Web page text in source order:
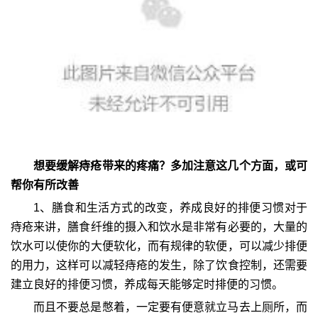
想要缓解痔疮带来的疼痛？多加注意这几个方面，或可
帮你有所改善
1、膳食和生活方式的改变，养成良好的排便习惯对于
痔疮来讲，膳食纤维的摄入和饮水是非常有必要的，大量的
饮水可以使你的大便软化，而有规律的软便，可以减少排便
的用力，这样可以减轻痔疮的发生，除了饮食控制，还需要
建立良好的排便习惯，养成每天能够定时排便的习惯。
而且不要总是憋着，一定要有便意就立马去上厕所，而